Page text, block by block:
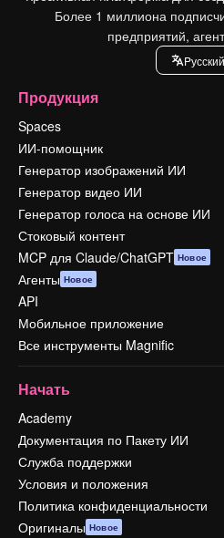
Более 1 миллиона
предприятий,
Pусский
Продукция
Spaces
ИИ-помощник
Генератор изображений ИИ
Генератор видео ИИ
Генератор голоса на основе ИИ
Стоковый контент
MCP для Claude/ChatGPT Новое
Агенты Новое
API
Мобильное приложение
Все инструменты Magnific
Начать
Academy
Документация по Пакету ИИ
Служба поддержки
Условия и положения
Политика конфиденциальности
Оригиналы Новое